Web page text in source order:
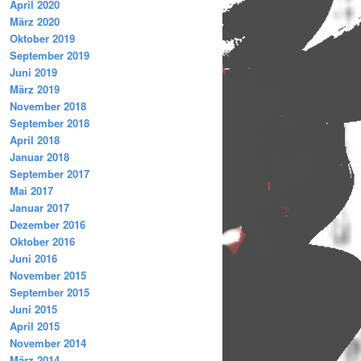
April 2020
März 2020
Oktober 2019
September 2019
Juni 2019
März 2019
November 2018
September 2018
April 2018
Januar 2018
September 2017
Mai 2017
Januar 2017
Dezember 2016
Oktober 2016
Juni 2016
November 2015
September 2015
Juni 2015
April 2015
November 2014